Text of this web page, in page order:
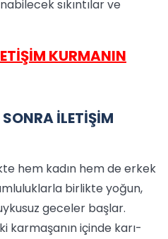
sıkıntılar ve
KURMANIN
İLETİŞİM
hem kadın hem de erkek
birlikte yoğun,
geceler başlar.
karmaşanın içinde karı-